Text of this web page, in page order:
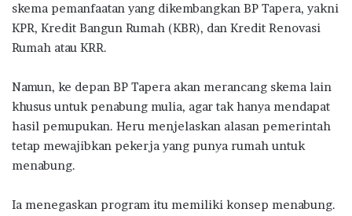
skema pemanfaatan yang dikembangkan BP Tapera, yakni
KPR, Kredit Bangun Rumah (KBR), dan Kredit Renovasi
Rumah atau KRR.
Namun, ke depan BP Tapera akan merancang skema lain
khusus untuk penabung mulia, agar tak hanya mendapat
hasil pemupukan. Heru menjelaskan alasan pemerintah
tetap mewajibkan pekerja yang punya rumah untuk
menabung.
Ia menegaskan program itu memiliki konsep menabung.